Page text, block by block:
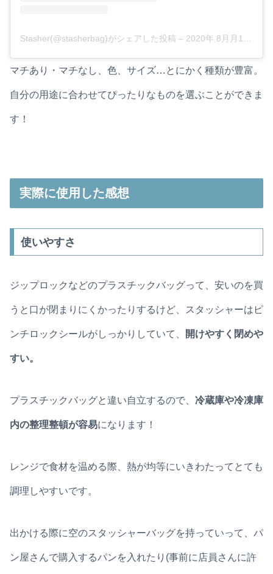
Stasher(@stasherbag)がシェアした投稿 – 2020年 8月月12日午後5時01分PDT
マチあり・マチなし、色、サイズ…とにかく種類が豊富。
自分の用途に合わせてぴったりなものを選ぶことができま
す！
実際に使用した感想
使いやすさ
ジップロックなどのプラスチックバッグって、安いのを買
うと口が閉まりにくかったりするけど、スタッシャーはピ
ンチロックシールがしっかりしていて、 開けやすく閉めや
すい。
プラスチックバッグと違い自立するので、 冷蔵庫や冷凍庫
内の整理整頓が容易になります！
レンジで食材を温める際、熱が均等にいきわたってとても
調理しやすいです。
出かける際に空のスタッシャーバッグを持っていって、パ
ン屋さんで購入するパンを入れたり(事前に店員さんに許